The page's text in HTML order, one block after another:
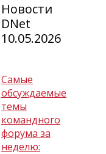
Новости
DNet
10.05.2026
Самые
обсуждаемые
темы
командного
форума за
неделю: